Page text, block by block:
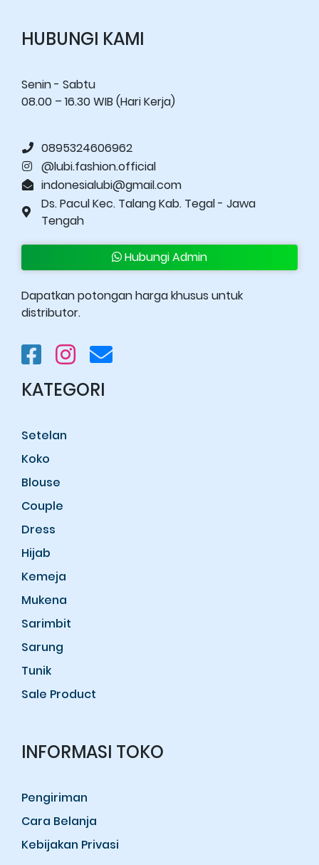
HUBUNGI KAMI
Senin - Sabtu
08.00 – 16.30 WIB (Hari Kerja)
0895324606962
@lubi.fashion.official
indonesialubi@gmail.com
Ds. Pacul Kec. Talang Kab. Tegal - Jawa
Tengah
Hubungi Admin
Dapatkan potongan harga khusus untuk
distributor.
KATEGORI
Setelan
Koko
Blouse
Couple
Dress
Hijab
Kemeja
Mukena
Sarimbit
Sarung
Tunik
Sale Product
INFORMASI TOKO
Pengiriman
Cara Belanja
Kebijakan Privasi